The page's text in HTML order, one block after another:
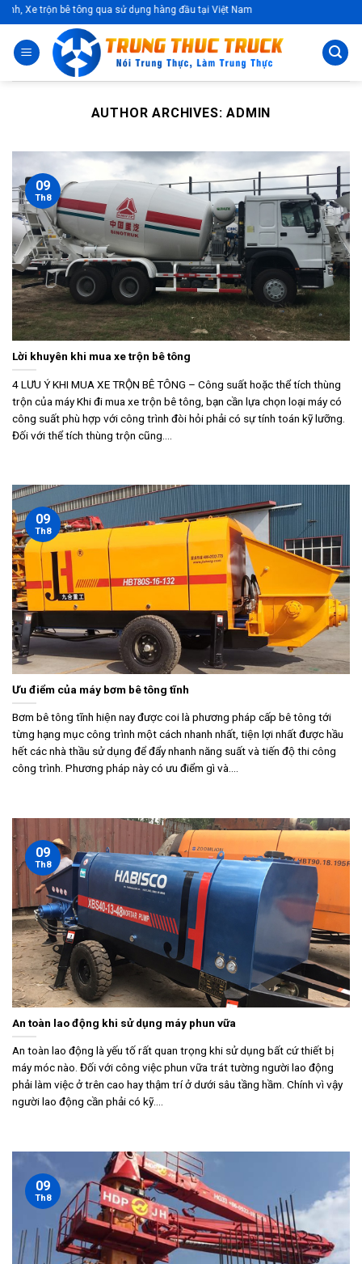
Skip
to
content
trộn bê tông qua sử dụng hàng đầu tại Việt Nam
AUTHOR ARCHIVES:ADMIN
Lời khuyên khi mua xe trộn bê tông
4 LƯU Ý KHI MUA XE TRỘN BÊ TÔNG – Công suất hoặc thể tích thùng
trộn của máy Khi đi mua xe trộn bê tông, bạn cần lựa chọn loại máy có
công suất phù hợp với công trình đòi hỏi phải có sự tính toán kỹ lưỡng.
Đối với thể tích thùng trộn cũng....
09
Th8
Ưu điểm của máy bơm bê tông tĩnh
Bơm bê tông tĩnh hiện nay được coi là phương pháp cấp bê tông tới
từng hạng mục công trình một cách nhanh nhất, tiện lợi nhất được hầu
hết các nhà thầu sử dụng để đẩy nhanh năng suất và tiến độ thi công
công trình. Phương pháp này có ưu điểm gì và....
09
Th8
An toàn lao động khi sử dụng máy phun vữa
An toàn lao động là yếu tố rất quan trọng khi sử dụng bất cứ thiết bị
máy móc nào. Đối với công việc phun vữa trát tường người lao động
phải làm việc ở trên cao hay thậm trí ở dưới sâu tầng hầm. Chính vì vậy
người lao động cần phải có kỹ....
09
Th8
09
Th8